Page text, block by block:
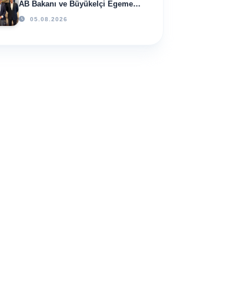
AB Bakanı ve Büyükelçi Egemen
Bağış ile Bir Araya Geldi
05.08.2026